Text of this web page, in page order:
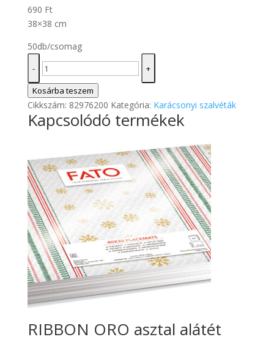
690 Ft
38×38 cm
50db/csomag
-
BUBBLE
GOLD
STAR
szalvéta
mennyiség
+
Kosárba teszem
Cikkszám: 82976200 Kategória: Karácsonyi szalvéták
Kapcsolódó termékek
RIBBON ORO asztal alátét